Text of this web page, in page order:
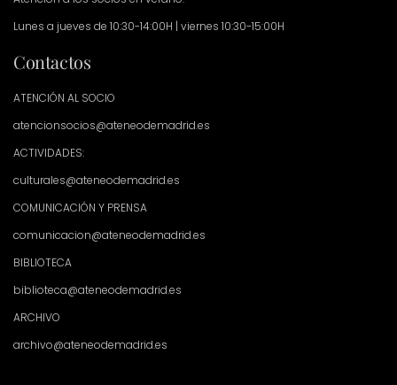
Lunes a jueves de 10:30-14:00H | viernes 10:30-15:00H
Contactos
ATENCIÓN AL SOCIO
atencionsocios@ateneodemadrid.es
ACTIVIDADES:
culturales@ateneodemadrid.es
COMUNICACIÓN Y PRENSA
comunicacion@ateneodemadrid.es
BIBLIOTECA
biblioteca@ateneodemadrid.es
ARCHIVO
archivo@ateneodemadrid.es